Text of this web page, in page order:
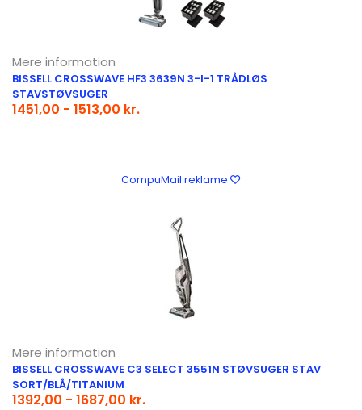
Mere information
BISSELL CROSSWAVE HF3 3639N 3-I-1 TRÅDLØS
STAVSTØVSUGER
1451,00 - 1513,00 kr.
CompuMail reklame
Mere information
BISSELL CROSSWAVE C3 SELECT 3551N STØVSUGER STAV
SORT/BLÅ/TITANIUM
1392,00 - 1687,00 kr.